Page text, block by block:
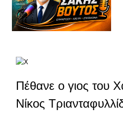
Πέθανε ο γιος του
Νίκος